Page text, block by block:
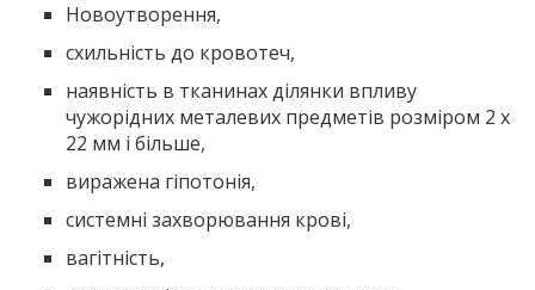
Новоутворення,
схильність до кровотеч,
наявність в тканинах ділянки впливу
чужорідних металевих предметів розміром 2 х
22 мм і більше,
виражена гіпотонія,
системні захворювання крові,
вагітність,